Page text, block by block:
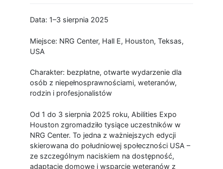
Data: 1–3 sierpnia 2025
Miejsce: NRG Center, Hall E, Houston, Teksas,
USA
Charakter: bezpłatne, otwarte wydarzenie dla
osób z niepełnosprawnościami, weteranów,
rodzin i profesjonalistów
Od 1 do 3 sierpnia 2025 roku, Abilities Expo
Houston zgromadziło tysiące uczestników w
NRG Center. To jedna z ważniejszych edycji
skierowana do południowej społeczności USA –
ze szczególnym naciskiem na dostępność,
adaptacje domowe i wsparcie weteranów z